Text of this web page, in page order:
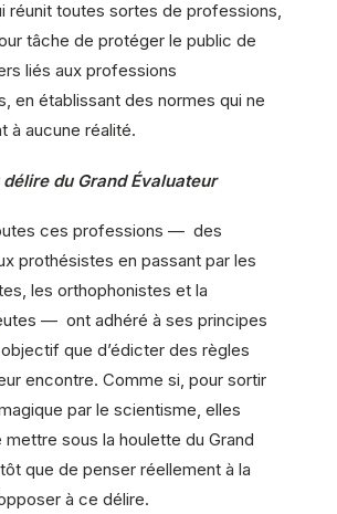
réunit toutes sortes de professions,
tâche de protéger le public de
liés aux professions
en établissant des normes qui ne
à aucune réalité.
délire du Grand Évaluateur
ces professions — des
prothésistes en passant par les
les orthophonistes et la
— ont adhéré à ses principes
objectif que d’édicter des règles
encontre. Comme si, pour sortir
par le scientisme, elles
sous la houlette du Grand
que de penser réellement à la
à ce délire.